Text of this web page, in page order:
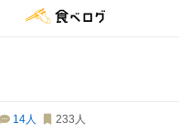
14人 233 人